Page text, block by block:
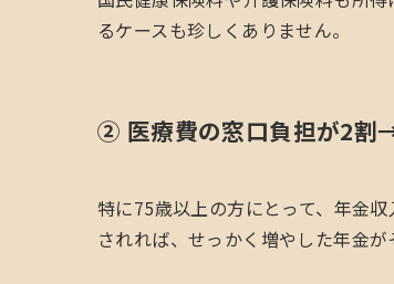
るケースも珍しくありません。
② 医療費の窓口負担が2割
特に75歳以上の方にとって、年金
されれば、せっかく増やした年金